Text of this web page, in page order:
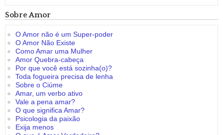
Sobre Amor
O Amor não é um Super-poder
O Amor Não Existe
Como Amar uma Mulher
Amor Quebra-cabeça
Por que você está sozinha(o)?
Toda fogueira precisa de lenha
Sobre o Ciúme
Amar, um verbo ativo
Vale a pena amar?
O que significa Amar?
Psicologia da paixão
Exija menos